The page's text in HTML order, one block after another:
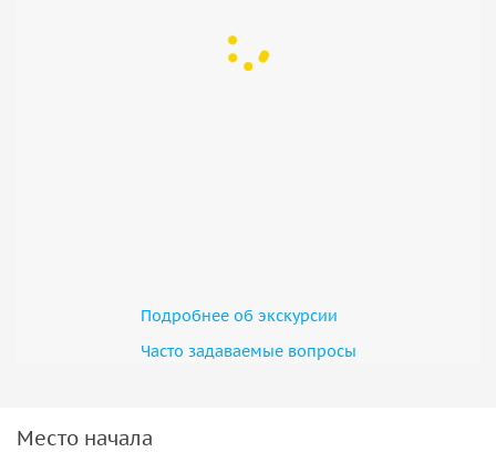
архитектурное место с мистической атмосферой.
• Отправимся в обратный путь.
Подробнее об экскурсии
Часто задаваемые вопросы
Место начала